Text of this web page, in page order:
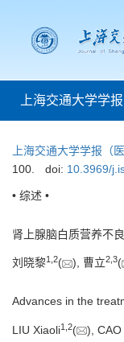
上海交通大学学
上海交通大学学报（医
100.
doi: 10.3969/
• 综述 •
肾上腺脑白质营养不
刘晓黎1 2( ), 曹立2 3(
Advances in the
LIU Xiaoli1 2( ), CAO